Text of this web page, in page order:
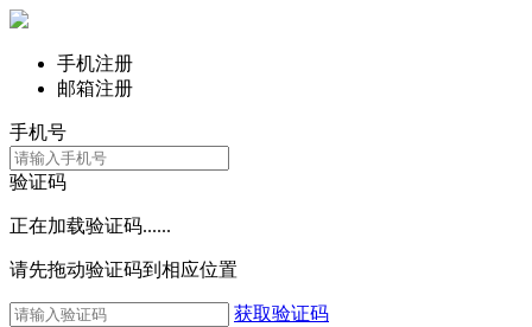
手机注册
邮箱注册
手机号
验证码
正在加载验证码......
请先拖动验证码到相应位置
获取验证码